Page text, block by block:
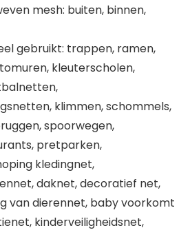
mesh: buiten, binnen,
gebruikt: trappen, ramen,
kleuterscholen,
klimmen, schommels,
spoorwegen,
pretparken,
kledingnet,
daknet, decoratief net,
van dierennet, baby voorkomt
kinderveiligheidsnet,